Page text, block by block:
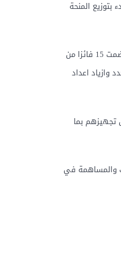
المنحة
وقال مدير قسم الرعاية الاجتماعية في المؤسسة عبد الصاحب الكيشوان في حديث لشيعة ويفز، اليوم الثلاثاء، انه بعد ان باشرت المؤسسة بالمرحلة الاولى من مشروع بيت المودة والتي ضمت 15 فائزا من
وازياد اعداد
تجهيزهم بما
والمساهمة في